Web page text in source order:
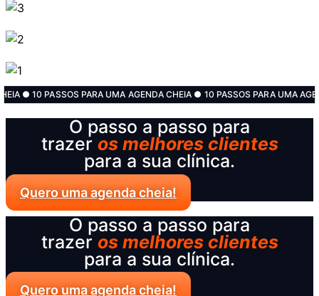
● 10 PASSOS PARA UMA AGENDA CHEIA​ ● 10 PASSOS PARA UMA
O passo a passo para
trazer os melhores clientes
para a sua clínica.
Quero uma agenda cheia!
O passo a passo para
trazer os melhores clientes
para a sua clínica.
Quero uma agenda cheia!